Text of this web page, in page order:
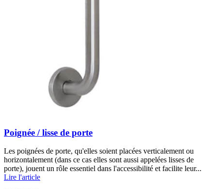
Poignée / lisse de porte
Les poignées de porte, qu'elles soient placées verticalement ou
horizontalement (dans ce cas elles sont aussi appelées lisses de
porte), jouent un rôle essentiel dans l'accessibilité et facilite leur...
Lire l'article